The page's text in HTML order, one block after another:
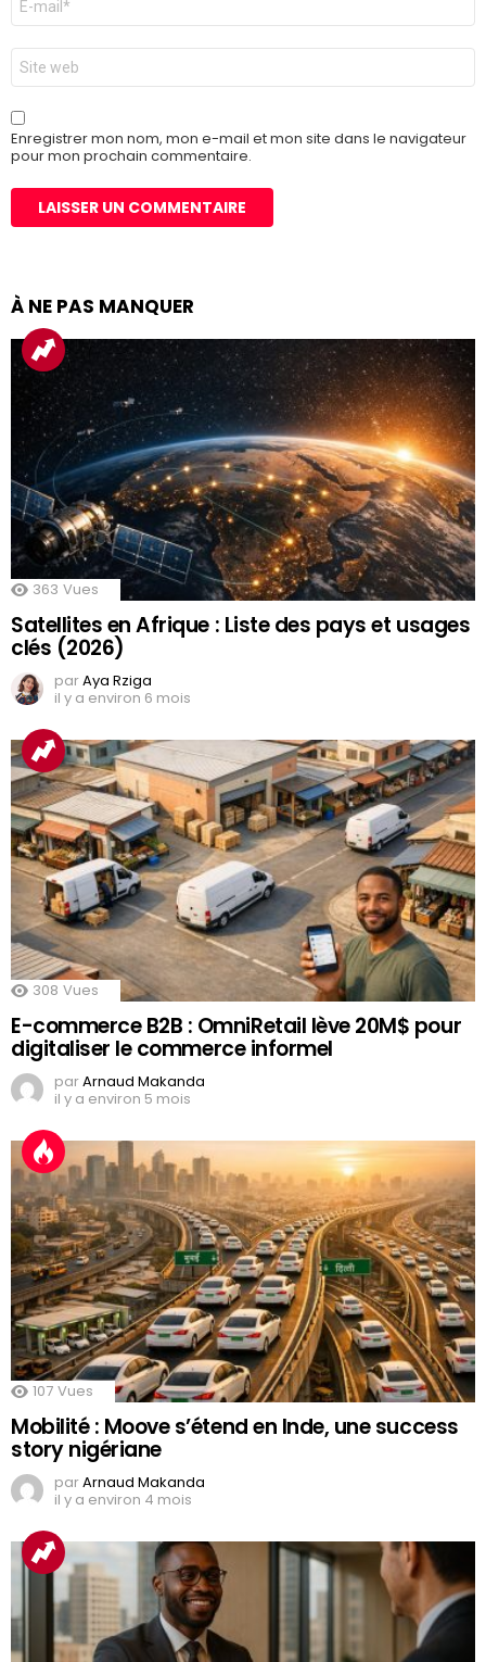
mail
*
Site
web
Enregistrer mon nom, mon e-mail et mon site dans le navigateur
pour mon prochain commentaire.
À NE PAS MANQUER
363 Vues
Satellites en Afrique : Liste des pays et usages
clés (2026)
parAya Rziga
il y a environ 6 mois
308 Vues
E-commerce B2B : OmniRetail lève 20M$ pour
digitaliser le commerce informel
parArnaud Makanda
il y a environ 5 mois
107 Vues
Mobilité : Moove s’étend en Inde, une success
story nigériane
parArnaud Makanda
il y a environ 4 mois